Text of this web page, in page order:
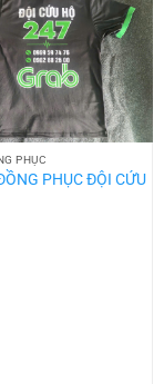
PHỤC
PHỤC ĐỘI CỨU